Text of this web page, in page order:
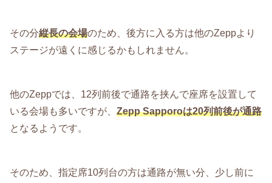
その分縦長の会場のため、後方に入る方は他のZeppより
ステージが遠くに感じるかもしれません。
他のZeppでは、12列前後で通路を挟んで座席を設置して
いる会場も多いですが、 Zepp Sapporoは20列前後が通路
となるようです。
そのため、指定席10列台の方は通路が無い分、少し前に